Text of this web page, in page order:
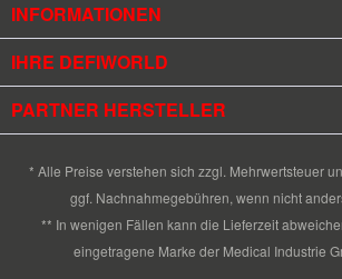
INFORMATIONEN
IHRE DEFIWORLD
PARTNER HERSTELLER
* Alle Preise verstehen sich zzgl. Mehrwertsteuer
ggf. Nachnahmegebühren, wenn nicht
** In wenigen Fällen kann die Lieferzeit
eingetragene Marke der Medical Industrie